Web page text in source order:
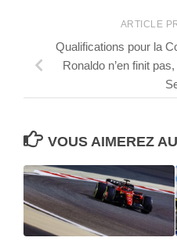
ARTICLE
Qualifications pour la
Ronaldo n’en finit
VOUS AIMEREZ